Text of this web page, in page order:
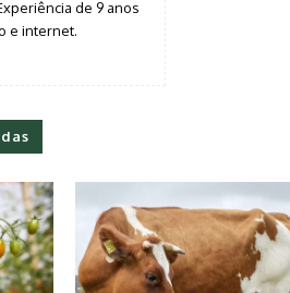
de 9 anos
e internet.